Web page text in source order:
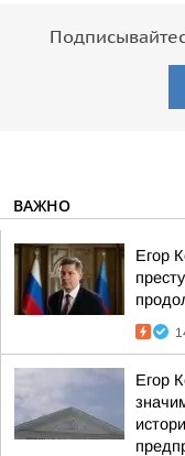
ВАЖНО
Егор
Егор